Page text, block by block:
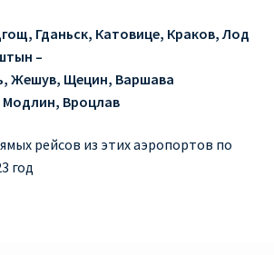
фамилии, имени
Гданьск, Катовице, Краков, Лод
–
Жешув, Щецин, Варшава
Вроцлав
рейсов из этих аэропортов по
год